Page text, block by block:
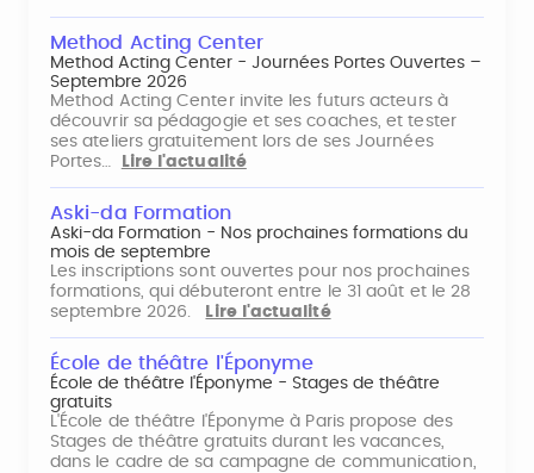
Method Acting Center
Method Acting Center - Journées Portes Ouvertes –
Septembre 2026
Method Acting Center invite les futurs acteurs à
découvrir sa pédagogie et ses coaches, et tester
ses ateliers gratuitement lors de ses Journées
Portes…
Lire l'actualité
Aski-da Formation
Aski-da Formation - Nos prochaines formations du
mois de septembre
Les inscriptions sont ouvertes pour nos prochaines
formations, qui débuteront entre le 31 août et le 28
septembre 2026.
Lire l'actualité
École de théâtre l'Éponyme
École de théâtre l'Éponyme - Stages de théâtre
gratuits
L'École de théâtre l'Éponyme à Paris propose des
Stages de théâtre gratuits durant les vacances,
dans le cadre de sa campagne de communication,